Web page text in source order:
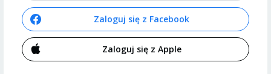
Zaloguj się z Facebook
Zaloguj się z Apple